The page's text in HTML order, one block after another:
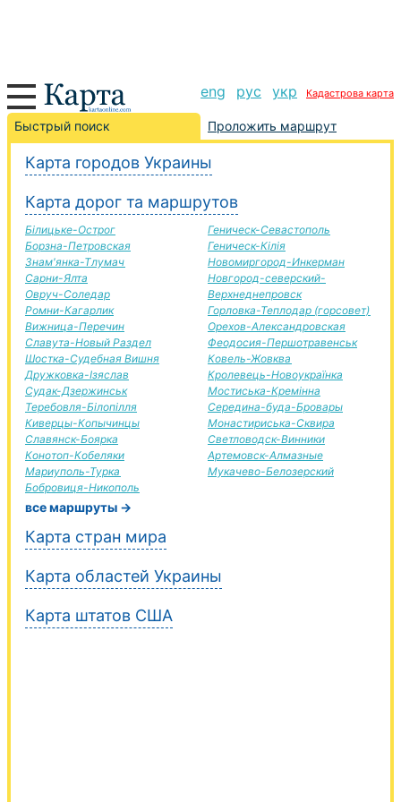
eng рус укр Кадастрова карта
Быстрый поиск Проложить маршрут
Карта городов Украины
Карта дорог та маршрутов
Білицьке-Острог
Борзна-Петровская
Знам'янка-Тлумач
Сарни-Ялта
Овруч-Соледар
Ромни-Кагарлик
Вижница-Перечин
Славута-Новый Раздел
Шостка-Судебная Вишня
Дружковка-Ізяслав
Судак-Дзержинськ
Теребовля-Білопілля
Киверцы-Копычинцы
Славянск-Боярка
Конотоп-Кобеляки
Мариуполь-Турка
Бобровиця-Никополь
Геническ-Севастополь
Геническ-Кілія
Новомиргород-Инкерман
Новгород-северский-
Верхнеднепровск
Горловка-Теплодар (горсовет)
Орехов-Александровская
Феодосия-Першотравенськ
Ковель-Жовква
Кролевець-Новоукраїнка
Мостиська-Кремінна
Середина-буда-Бровары
Монастириська-Сквира
Светловодск-Винники
Артемовск-Алмазные
Мукачево-Белозерский
все маршруты →
Карта стран мира
Карта областей Украины
Карта штатов США
Новая Каховка-Одесса дорога, маршрут Новая
Каховка-Одесса, автомобильная дорога
+
−